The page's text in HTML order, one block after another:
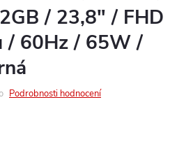
/ 23,8" / FHD
/ 60Hz / 65W /
Podrobnosti hodnocení